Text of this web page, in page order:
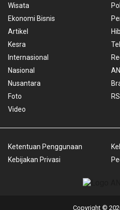
Wisata
Ekonomi Bisnis
Artikel
Kesra
Internasional
Nasional
Nusantara
Foto
Video
Ketentuan Penggunaan
Kebijakan Privasi
Copyright ©